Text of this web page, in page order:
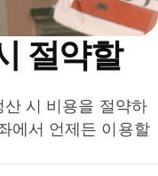
절약할
시 비용을 절약하
에서 언제든 이용할